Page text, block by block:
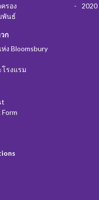
รอง
พันธ์
ก
ง Bloomsbury
รงแรม